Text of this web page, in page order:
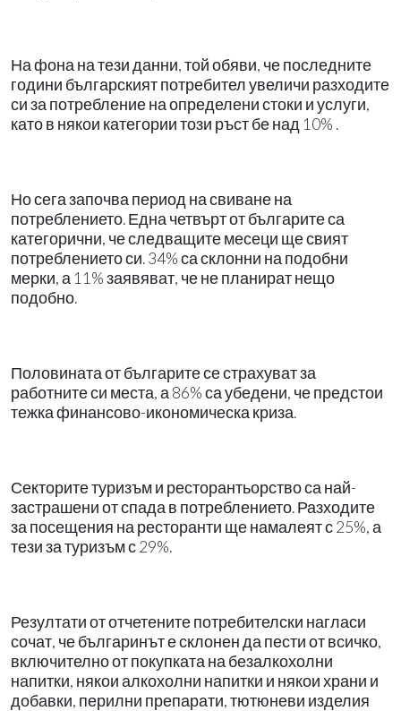
На фона на тези данни, той обяви, че последните
години българският потребител увеличи разходите
си за потребление на определени стоки и услуги,
като в някои категории този ръст бе над 10% .
Но сега започва период на свиване на
потреблението. Една четвърт от българите са
категорични, че следващите месеци ще свият
потреблението си. 34% са склонни на подобни
мерки, а 11% заявяват, че не планират нещо
подобно.
Половината от българите се страхуват за
работните си места, а 86% са убедени, че предстои
тежка финансово-икономическа криза.
Секторите туризъм и ресторантьорство са най-
застрашени от спада в потреблението. Разходите
за посещения на ресторанти ще намалеят с 25%, а
тези за туризъм с 29%.
Резултати от отчетените потребителски нагласи
сочат, че българинът е склонен да пести от всичко,
включително от покупката на безалкохолни
напитки, някои алкохолни напитки и някои храни и
добавки, перилни препарати, тютюневи изделия